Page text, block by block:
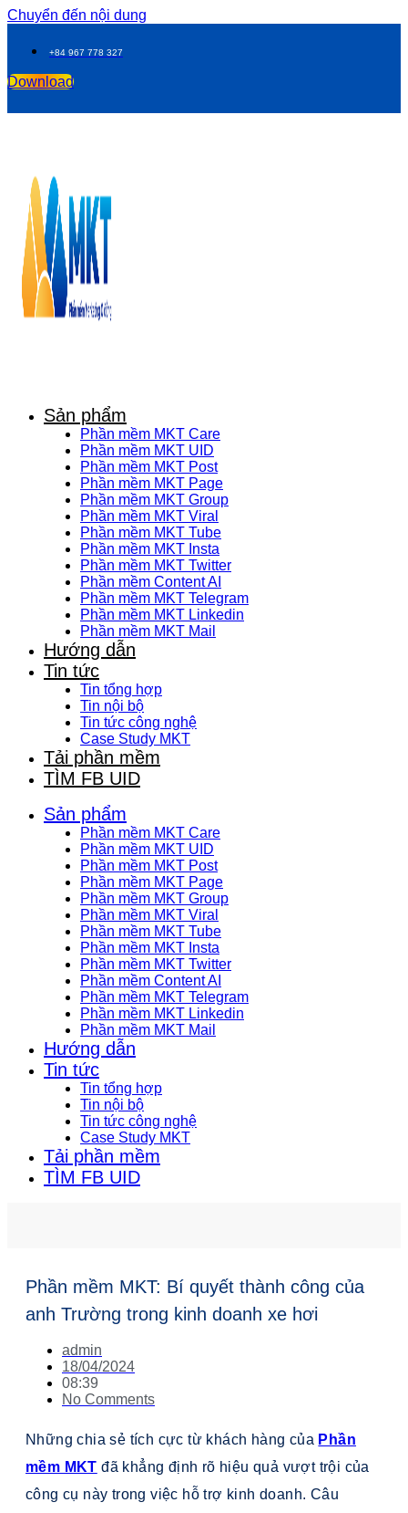
Chuyển đến nội dung
+84 967 778 327
Download
Sản phẩm
Phần mềm MKT Care
Phần mềm MKT UID
Phần mềm MKT Post
Phần mềm MKT Page
Phần mềm MKT Group
Phần mềm MKT Viral
Phần mềm MKT Tube
Phần mềm MKT Insta
Phần mềm MKT Twitter
Phần mềm Content AI
Phần mềm MKT Telegram
Phần mềm MKT Linkedin
Phần mềm MKT Mail
Hướng dẫn
Tin tức
Tin tổng hợp
Tin nội bộ
Tin tức công nghệ
Case Study MKT
Tải phần mềm
TÌM FB UID
Sản phẩm
Phần mềm MKT Care
Phần mềm MKT UID
Phần mềm MKT Post
Phần mềm MKT Page
Phần mềm MKT Group
Phần mềm MKT Viral
Phần mềm MKT Tube
Phần mềm MKT Insta
Phần mềm MKT Twitter
Phần mềm Content AI
Phần mềm MKT Telegram
Phần mềm MKT Linkedin
Phần mềm MKT Mail
Hướng dẫn
Tin tức
Tin tổng hợp
Tin nội bộ
Tin tức công nghệ
Case Study MKT
Tải phần mềm
TÌM FB UID
Phần mềm MKT: Bí quyết thành công của
anh Trường trong kinh doanh xe hơi
admin
18/04/2024
08:39
No Comments
Những chia sẻ tích cực từ khách hàng của Phần
mềm MKT đã khẳng định rõ hiệu quả vượt trội của
công cụ này trong việc hỗ trợ kinh doanh. Câu